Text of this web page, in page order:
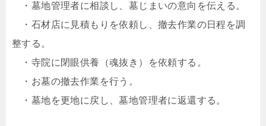
・墓地管理者に相談し、墓じまいの意向を伝える。
・石材店に見積もりを依頼し、撤去作業の日程を調
整する。
・寺院に閉眼供養（魂抜き）を依頼する。
・お墓の撤去作業を行う。
・墓地を更地に戻し、墓地管理者に返還する。